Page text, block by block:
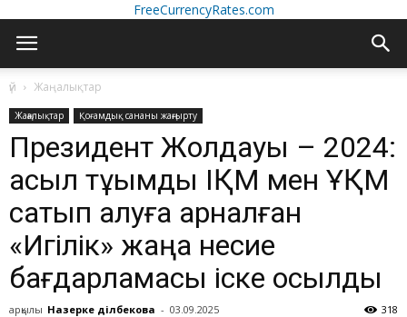
FreeCurrencyRates.com
үй Жаңалықтар
Жаңалықтар Қоғамдық сананы жаңғырту
Президент Жолдауы – 2024:
асыл тұқымды ІҚМ мен ҰҚМ
сатып алуға арналған
«Игілік» жаңа несие
бағдарламасы іске қосылды
арқылы Назерке Әділбекова - 03.09.2025 318